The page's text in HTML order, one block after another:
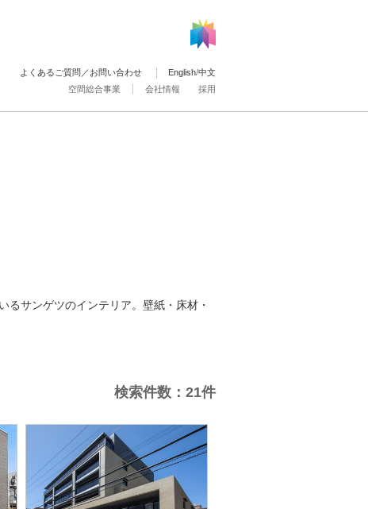
空間総合事業 会社情報 採用
よくあるご質問／お問い合わせ English/中文
サンゲツのインテリア。壁紙・床材・
検索件数： 21件